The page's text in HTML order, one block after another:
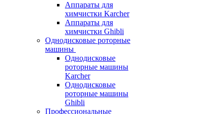
Аппараты для
химчистки Karcher
Аппараты для
химчистки Ghibli
Однодисковые роторные
машины
Однодисковые
роторные машины
Karcher
Однодисковые
роторные машины
Ghibli
Профессиональные